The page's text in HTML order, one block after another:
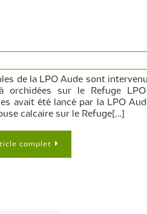
de la LPO Aude sont
orchidées sur le Refuge
avait été lancé par la LPO
calcaire sur le Refuge[…]
complet